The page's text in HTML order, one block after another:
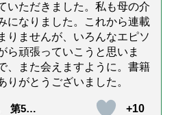
いただきました。私も母の介
になりました。これから連載
りませんが、いろんなエピソ
ら頑張っていこうと思いま
、また会えますように。書籍
りがとうございました。
第500
+10